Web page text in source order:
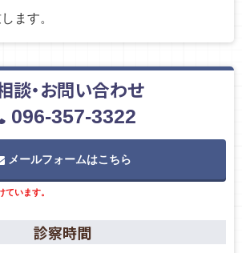
ます。
談・お問い合わせ
096-357-3322
メールフォームはこちら
います。
診察時間